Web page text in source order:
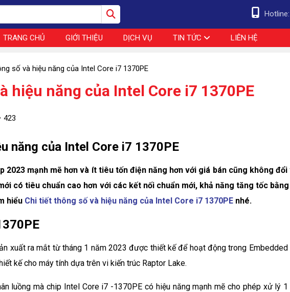
TRANG CHỦ GIỚI THIỆU DỊCH VỤ TIN TỨC LIÊN HỆ
số và hiệu năng của Intel Core i7 1370PE
hiệu năng của Intel Core i7 1370PE
423
năng của Intel Core i7 1370PE
2023 mạnh mẽ hơn và ít tiêu tốn điện năng hơn với giá bán cũng không đổi
có tiêu chuẩn cao hơn với các kết nối chuẩn mới, khả năng tăng tốc
hiểu Chi tiết thông số và hiệu năng của Intel Core i7 1370PE nhé.
xuất ra mắt từ tháng 1 năm 2023 được thiết kế để hoạt động trong Embedded
kế cho máy tính dựa trên vi kiến trúc Raptor Lake.
luồng mà chip Intel Core i7 -1370PE có hiệu năng mạnh mẽ cho phép xử lý 1